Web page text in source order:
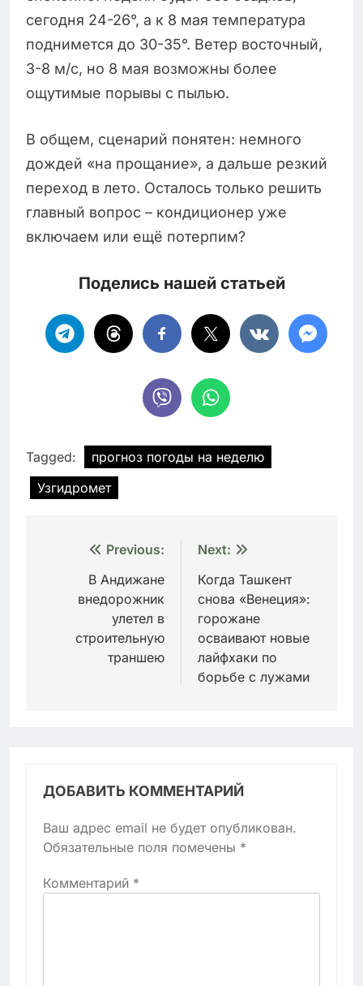
сегодня 24-26°, а к 8 мая температура
поднимется до 30-35°. Ветер восточный,
3-8 м/с, но 8 мая возможны более
ощутимые порывы с пылью.
В общем, сценарий понятен: немного
дождей «на прощание», а дальше резкий
переход в лето. Осталось только решить
главный вопрос – кондиционер уже
включаем или ещё потерпим?
Поделись нашей статьей
Tagged:
прогноз погоды на неделю
Узгидромет
Навигация
записям
Previous:
В Андижане
внедорожник
улетел в
строительную
траншею
Next:
Когда Ташкент
снова «Венеция»:
горожане
осваивают новые
лайфхаки по
борьбе с лужами
ДОБАВИТЬ КОММЕНТАРИЙ
Ваш адрес email не будет опубликован.
Обязательные поля помечены *
Комментарий *